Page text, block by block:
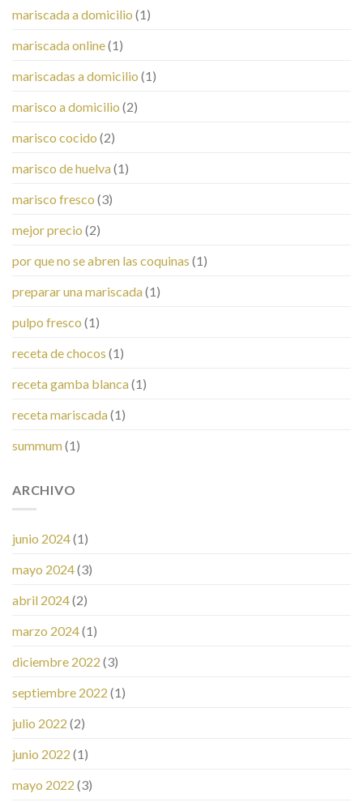
mariscada a domicilio (1)
mariscada online(1)
mariscadas a domicilio (1)
marisco a domicilio (2)
marisco cocido (2)
marisco de huelva(1)
marisco fresco (3)
mejor precio (2)
por que no se abren las coquinas (1)
preparar una mariscada(1)
pulpo fresco (1)
receta de chocos (1)
receta gamba blanca(1)
receta mariscada(1)
summum(1)
ARCHIVO
junio 2024(1)
mayo 2024(3)
abril 2024(2)
marzo 2024(1)
diciembre 2022 (3)
septiembre 2022 (1)
julio 2022 (2)
junio 2022 (1)
mayo 2022 (3)